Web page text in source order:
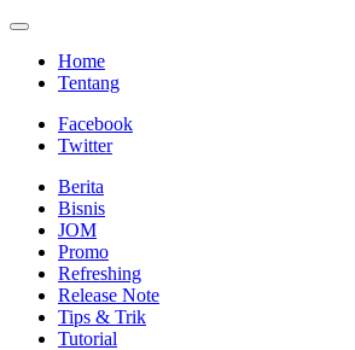
Home
Tentang
Facebook
Twitter
Berita
Bisnis
JOM
Promo
Refreshing
Release Note
Tips & Trik
Tutorial